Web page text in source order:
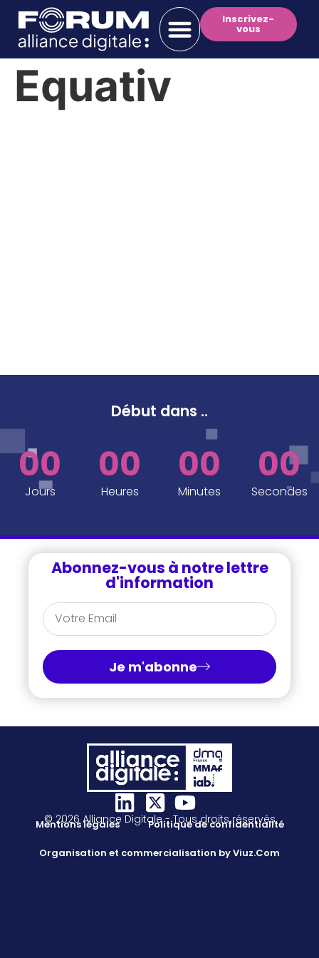
Inscrivez-
vous
Equativ
Début dans ..
00
Jours
00
Heures
00
Minutes
00
Secondes
Abonnez-vous à notre lettre
d'information
Je m'abonne
© 2026 Alliance Digitale - Tous droits réservés
Mentions légales Politique de confidentialité
Organisation et commercialisation by Viuz.Com